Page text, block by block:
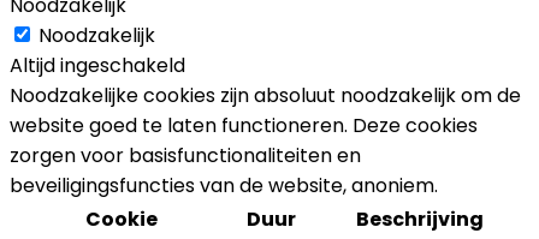
Noodzakelijk
Noodzakelijk
Altijd ingeschakeld
Noodzakelijke cookies zijn absoluut noodzakelijk om de
website goed te laten functioneren. Deze cookies
zorgen voor basisfunctionaliteiten en
beveiligingsfuncties van de website, anoniem.
Cookie
Duur Beschrijving